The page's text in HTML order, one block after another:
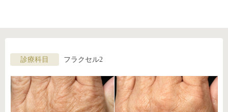
診療科目 フラクセル2